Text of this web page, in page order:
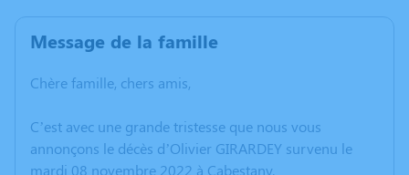
Message de la famille
Chère famille, chers amis,
C’est avec une grande tristesse que nous vous
annonçons le décès d’Olivier GIRARDEY survenu le
mardi 08 novembre 2022 à Cabestany.